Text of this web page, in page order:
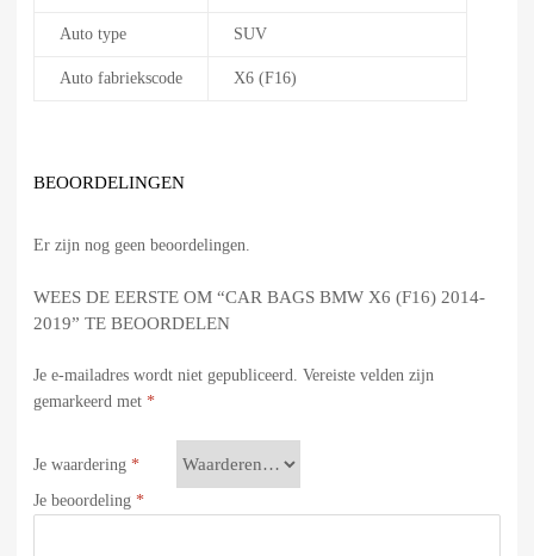
Auto type SUV
Auto fabriekscode X6 (F16)
BEOORDELINGEN
Er zijn nog geen beoordelingen.
WEES DE EERSTE OM “CAR BAGS BMW X6 (F16) 2014-
2019” TE BEOORDELEN
Je e-mailadres wordt niet gepubliceerd. Vereiste velden zijn
gemarkeerd met *
Je waardering *
Je beoordeling *